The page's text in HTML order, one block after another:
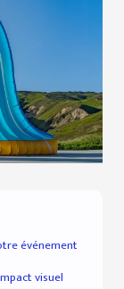
événement
visuel